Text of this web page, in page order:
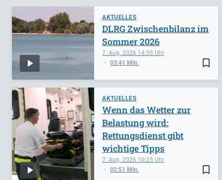
AKTUELLES
bookmark_border
7. Aug. 2026 14:35
03:41 Min.
DLRG Zwischenbilanz im
Sommer 2026
AKTUELLES
bookmark_border
7. Aug. 2026 10:25
02:51 Min.
Wenn das Wetter zur
Belastung wird:
Rettungsdienst gibt
wichtige Tipps